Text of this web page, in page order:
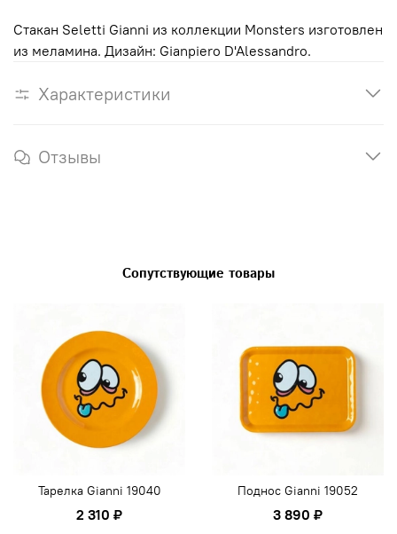
Стакан Seletti Gianni из коллекции Monsters изготовлен
из меламина. Дизайн: Gianpiero D'Alessandro.
Характеристики
Отзывы
Сопутствующие товары
Тарелка Gianni 19040
2 310 ₽
Поднос Gianni 19052
3 890 ₽